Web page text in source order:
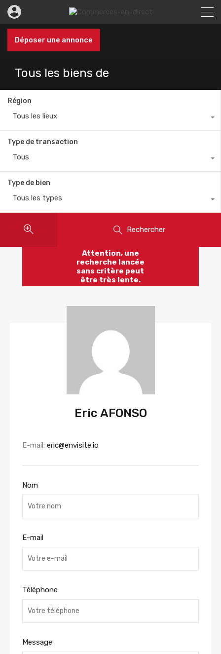
Déposer une annonce
Tous les biens de
Région
Tous les lieux
Type de transaction
Tous
Type de bien
Tous les types
Rechercher
Attention, une
recherche lancée
sans critère peut
être très lente.
Eric AFONSO
E-mail: eric@envisite.io
Nom
E-mail
Téléphone
Message